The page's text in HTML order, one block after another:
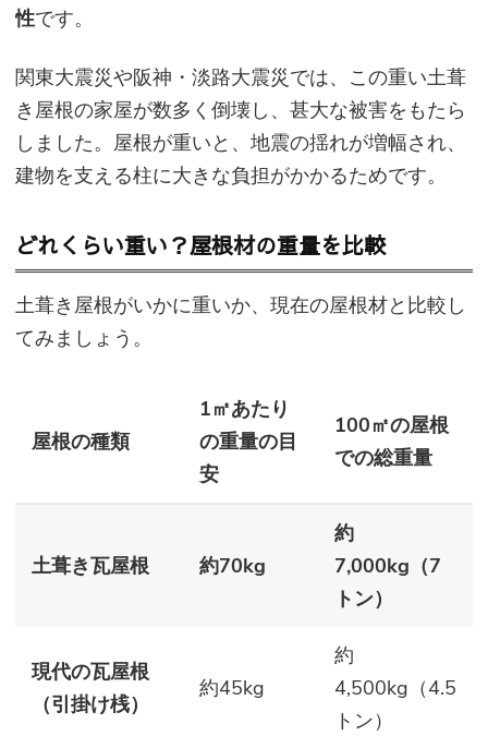
性です。
関東大震災や阪神・淡路大震災では、この重い土葺
き屋根の家屋が数多く倒壊し、甚大な被害をもたら
しました。屋根が重いと、地震の揺れが増幅され、
建物を支える柱に大きな負担がかかるためです。
どれくらい重い？屋根材の重量を比較
土葺き屋根がいかに重いか、現在の屋根材と比較し
てみましょう。
屋根の種類
1㎡あたり
の重量の目
安
100㎡の屋根
での総重量
土葺き瓦屋根 約70kg
約
7,000kg（7
トン）
現代の瓦屋根
（引掛け桟）
約45kg
約
4,500kg（4.5
トン）